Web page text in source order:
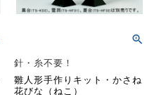
針・糸不要！
雛人形手作りキット・かさね
花びな（ねこ）